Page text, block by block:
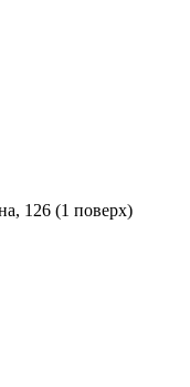
126 (1 поверх)